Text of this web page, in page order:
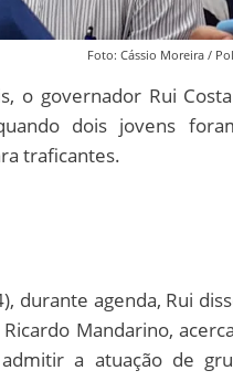
Foto: Cássio Moreira /
o governador Rui
dois jovens
traficantes.
durante agenda, Rui
Ricardo Mandarino,
a atuação de